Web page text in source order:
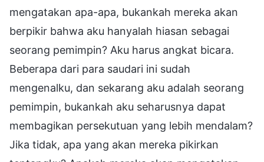
mengatakan apa-apa, bukankah mereka akan
berpikir bahwa aku hanyalah hiasan sebagai
seorang pemimpin? Aku harus angkat bicara.
Beberapa dari para saudari ini sudah
mengenalku, dan sekarang aku adalah seorang
pemimpin, bukankah aku seharusnya dapat
membagikan persekutuan yang lebih mendalam?
Jika tidak, apa yang akan mereka pikirkan